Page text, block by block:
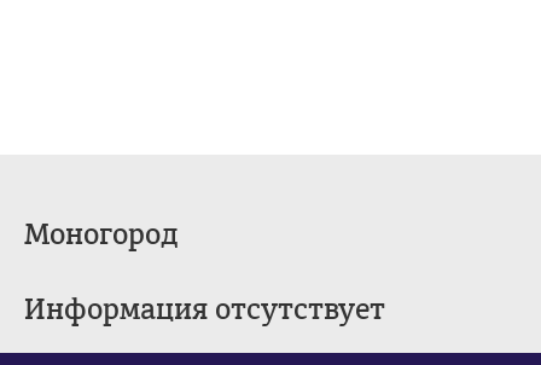
Моногород
Информация отсутствует